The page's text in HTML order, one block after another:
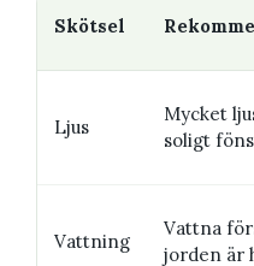
Skötsel
Ljus
Mycket
soligt
Vattning
Vattna
jorden är